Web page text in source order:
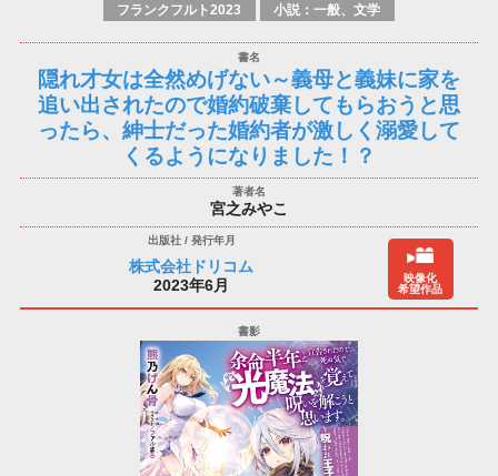
フランクフルト2023 小説：一般、文学
隠れ才女は全然めげない～義母と義妹に家を
追い出されたので婚約破棄してもらおうと思
ったら、紳士だった婚約者が激しく溺愛して
くるようになりました！？
宮之みやこ
株式会社ドリコム
2023年6月
映像化
希望作品